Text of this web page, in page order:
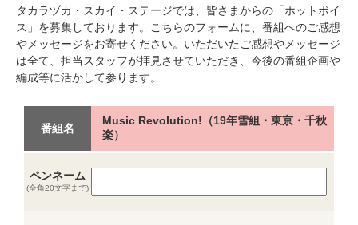
タカラヅカ・スカイ・ステージでは、皆さまからの「ホットボイ
ス」を募集しております。こちらのフォームに、番組へのご感想
やメッセージをお寄せください。いただいたご感想やメッセージ
は全て、担当スタッフが拝見させていただき、今後の番組企画や
編成等に活かして参ります。
番組名
Music Revolution!（19年雪組・東京・千秋
楽）
ペンネーム
(全角20文字まで)